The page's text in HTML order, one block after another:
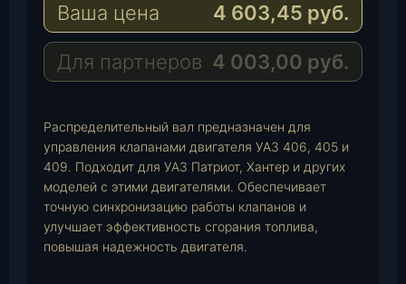
r
a
m
s
A
p
a
i
l
Ваша цена 4 603,45 руб.
Для партнеров 4 003,00 руб.
Распределительный вал предназначен для
управления клапанами двигателя УАЗ 406, 405 и
409. Подходит для УАЗ Патриот, Хантер и других
моделей с этими двигателями. Обеспечивает
точную синхронизацию работы клапанов и
улучшает эффективность сгорания топлива,
повышая надежность двигателя.